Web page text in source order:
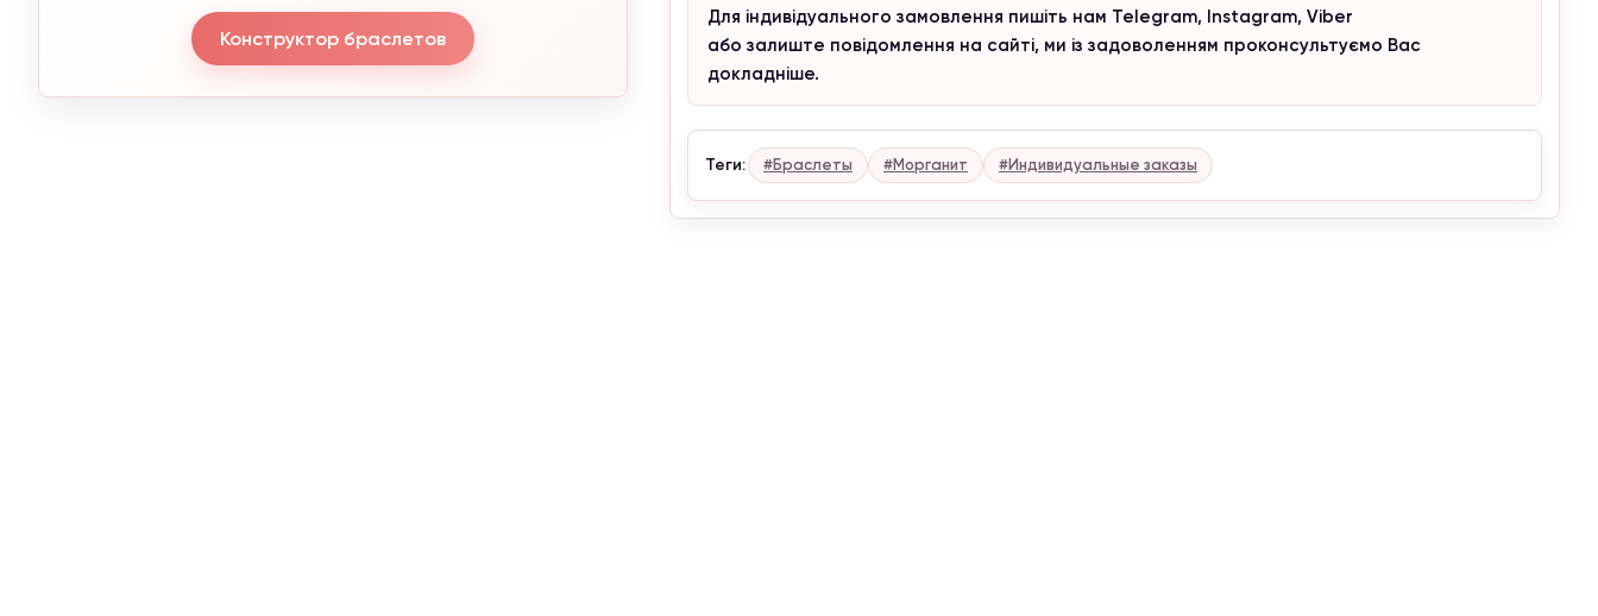
Информация для клиентов
Внимание, сейчас проводится корректировка цен. Уточняйте
С уважением, Naturalstones.jewerly
Конструктор браслетов
Для індивідуального замовлення пишіть нам Telegram, Instagram, Viber
або залиште повідомлення на сайті, ми із задоволенням проконсультуємо Вас
докладніше.
Теги: #Браслеты #Морганит #Индивидуальные заказы